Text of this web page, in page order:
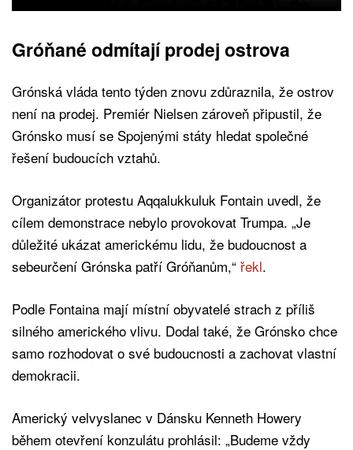
Gróňané odmítají prodej ostrova
Grónská vláda tento týden znovu zdůraznila, že ostrov
není na prodej. Premiér Nielsen zároveň připustil, že
Grónsko musí se Spojenými státy hledat společné
řešení budoucích vztahů.
Organizátor protestu Aqqalukkuluk Fontain uvedl, že
cílem demonstrace nebylo provokovat Trumpa. „Je
důležité ukázat americkému lidu, že budoucnost a
sebeurčení Grónska patří Gróňanům,“ řekl.
Podle Fontaina mají místní obyvatelé strach z příliš
silného amerického vlivu. Dodal také, že Grónsko chce
samo rozhodovat o své budoucnosti a zachovat vlastní
demokracii.
Americký velvyslanec v Dánsku Kenneth Howery
během otevření konzulátu prohlásil: „Budeme vždy